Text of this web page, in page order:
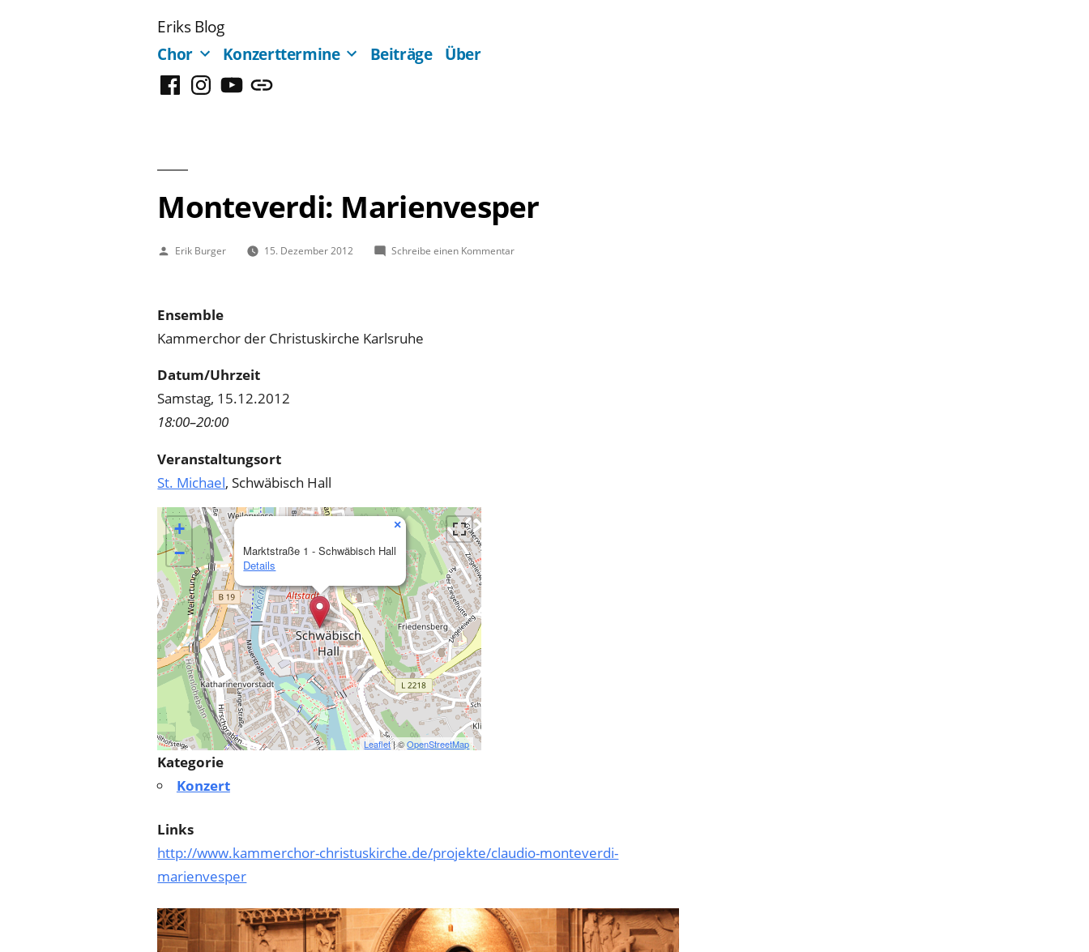
Eriks Blog
Chor
Konzerttermine Beiträge Über
FacebookInstagram
YouTubeMastodon
Monteverdi: Marienvesper
Veröffentlicht
Erik Burger 15. Dezember 2012 Schreibe einen Kommentarzu
Ensemble
Kammerchor der Christuskirche Karlsruhe
Datum/Uhrzeit
Samstag, 15.12.2012
18:00–20:00
Veranstaltungsort
St. Michael, Schwäbisch Hall
Marktstraße 1 - Schwäbisch Hall
Details
×
+
−
Leaflet| ©OpenStreetMap
Kategorie
Konzert
Links
http://www.kammerchor-christuskirche.de/projekte/claudio-monteverdi-
marienvesper